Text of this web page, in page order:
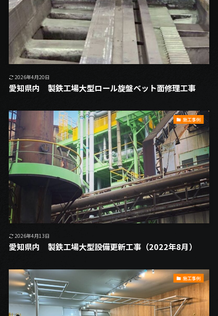
愛知県内 製鉄工場大型ロール旋盤ベット面修理工事
2026年4月20日
施工事例
愛知県内 製鉄工場大型設備更新工事（2022年8月）
2026年4月13日
施工事例